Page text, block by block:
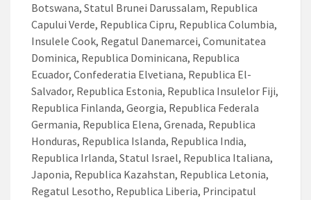
Botswana, Statul Brunei Darussalam, Republica
Capului Verde, Republica Cipru, Republica Columbia,
Insulele Cook, Regatul Danemarcei, Comunitatea
Dominica, Republica Dominicana, Republica
Ecuador, Confederatia Elvetiana, Republica El-
Salvador, Republica Estonia, Republica Insulelor Fiji,
Republica Finlanda, Georgia, Republica Federala
Germania, Republica Elena, Grenada, Republica
Honduras, Republica Islanda, Republica India,
Republica Irlanda, Statul Israel, Republica Italiana,
Japonia, Republica Kazahstan, Republica Letonia,
Regatul Lesotho, Republica Liberia, Principatul